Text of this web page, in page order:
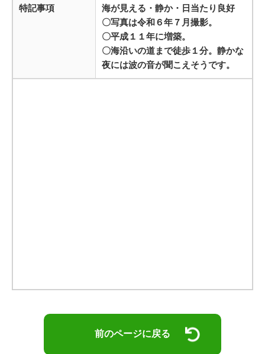
特記事項
海が見える・静か・日当たり良好
〇写真は令和６年７月撮影。
〇平成１１年に増築。
〇海沿いの道まで徒歩１分。静かな
夜には波の音が聞こえそうです。
前のページに戻る